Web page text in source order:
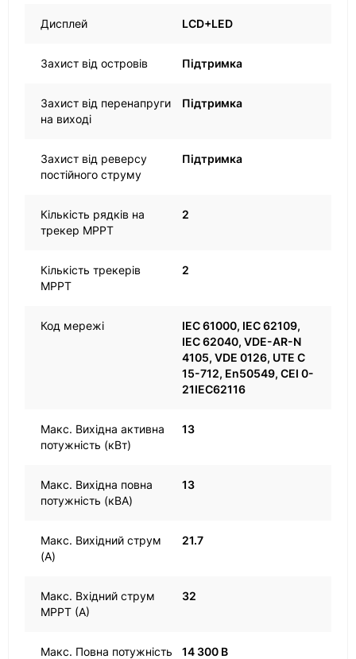
Дисплей LCD+LED
Захист від островів Підтримка
Захист від перенапруги
на виході
Підтримка
Захист від реверсу
постійного струму
Підтримка
Кількість рядків на
трекер MPPT
2
Кількість трекерів
MPPT
2
Код мережі
IEC 61000, IEC 62109,
IEC 62040, VDE-AR-N
4105, VDE 0126, UTE C
15-712, En50549, CEI 0-
21IEC62116
Макс. Вихідна активна
потужність (кВт)
13
Макс. Вихідна повна
потужність (кВА)
13
Макс. Вихідний струм
(A)
21.7
Макс. Вхідний струм
MPPT (A)
32
Макс. Повна потужність
14 300 В